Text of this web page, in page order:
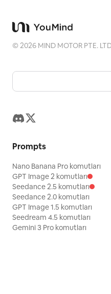
©2026 MIND MOTOR PTE.
Prompts
Nano Banana Pro komutları
GPT Image 2 komutları
Seedance 2.5 komutları
Seedance 2.0 komutları
GPT Image 1.5 komutları
Seedream 4.5 komutları
Gemini 3 Pro komutları